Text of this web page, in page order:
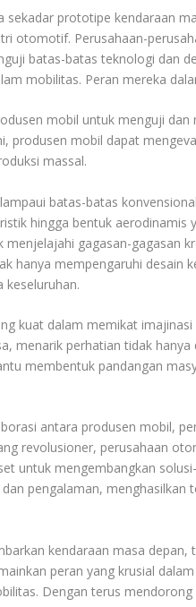
sekadar prototipe kendaraan
otomotif. Perusahaan-
batas-batas teknologi dan
mobilitas. Peran mereka
mobil untuk menguji
produsen mobil dapat
massal.
batas-batas
hingga bentuk
menjelajahi gagasan-gagasan
hanya mempengaruhi desain
keseluruhan.
kuat dalam memikat
menarik perhatian tidak
membentuk pandangan
antara produsen mobil,
revolusioner, perusahaan
untuk mengembangkan
pengalaman,
kendaraan masa
peran yang krusial
Dengan terus